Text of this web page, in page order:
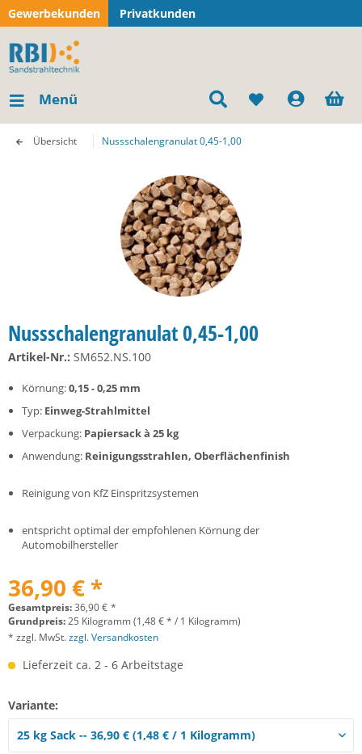
Gewerbekunden Privatkunden
Menü
Übersicht Nussschalengranulat 0,45-1,00
Nussschalengranulat 0,45-1,00
Artikel-Nr.: SM652.NS.100
Körnung:0,15 - 0,25 mm
Typ: Einweg-Strahlmittel
Verpackung: Papiersack à 25 kg
Anwendung: Reinigungsstrahlen, Oberflächenfinish
Reinigung von KfZ Einspritzsystemen
entspricht optimal der empfohlenen Körnung der
Automobilhersteller
36,90 € *
Gesamtpreis:36,90€ *
Grundpreis:25 Kilogramm (1,48 € * / 1 Kilogramm)
* zzgl. MwSt.zzgl. Versandkosten
Lieferzeit ca. 2 - 6 Arbeitstage
Variante: